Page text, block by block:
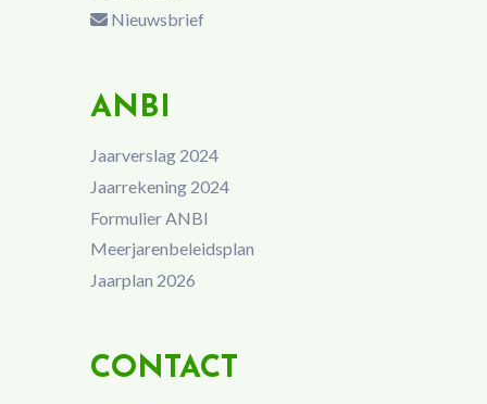
Nieuwsbrief
ANBI
Jaarverslag 2024
Jaarrekening 2024
Formulier ANBI
Meerjarenbeleidsplan
Jaarplan 2026
CONTACT